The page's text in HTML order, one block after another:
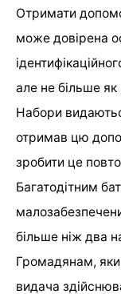
Отримати
може довірена
але не більше
Набори
отримав цю
зробити це
Багатодітним
більше ніж два
Громадянам,
видача